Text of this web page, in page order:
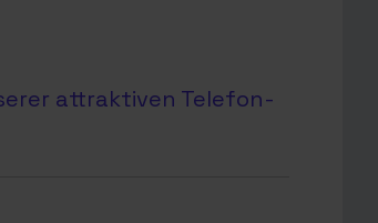
attraktiven Telefon-